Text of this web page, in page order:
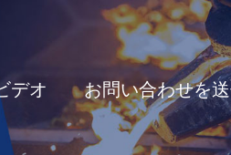
デオ お問い合わせを